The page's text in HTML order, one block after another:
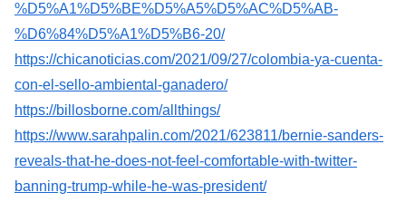
%D5%A1%D5%BE%D5%A5%D5%AC%D5%AB-
%D6%84%D5%A1%D5%B6-20/
https://chicanoticias.com/2021/09/27/colombia-ya-cuenta-
con-el-sello-ambiental-ganadero/
https://billosborne.com/allthings/
https://www.sarahpalin.com/2021/623811/bernie-sanders-
reveals-that-he-does-not-feel-comfortable-with-twitter-
banning-trump-while-he-was-president/